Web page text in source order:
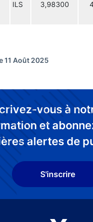
ILS 3,98300
11 Août 2025
vous à
et
alertes de
S'inscrire